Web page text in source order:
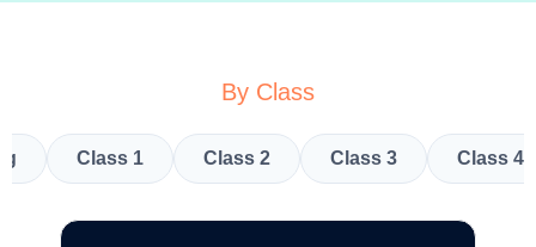
By Class
Class 1 Class 2 Class 3 Class 4